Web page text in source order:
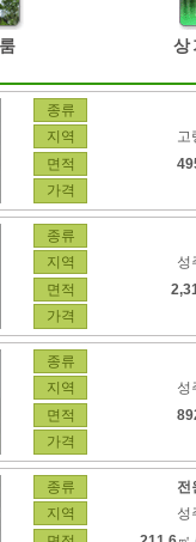
상
종류
지역
고
면적
가격
종류
지역
성
면적
가격
종류
지역
성
면적
가격
종류
전
지역
성